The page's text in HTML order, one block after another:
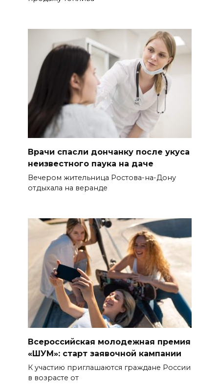
Врачи спасли дончанку после укуса
неизвестного паука на даче
Вечером жительница Ростова-на-Дону
отдыхала на веранде
Всероссийская молодежная премия
«ШУМ»: старт заявочной кампании
К участию приглашаются граждане России
в возрасте от